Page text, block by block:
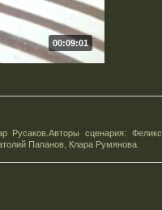
00:09:01
Русаков.Авторы сценария: Феликс
Папанов, Клара Румянова.